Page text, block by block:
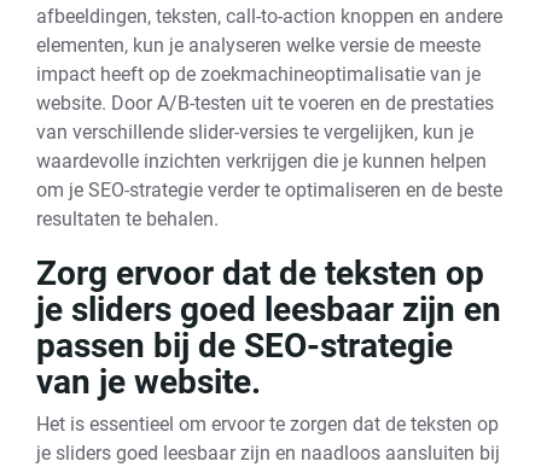
afbeeldingen, teksten, call-to-action knoppen en andere
elementen, kun je analyseren welke versie de meeste
impact heeft op de zoekmachineoptimalisatie van je
website. Door A/B-testen uit te voeren en de prestaties
van verschillende slider-versies te vergelijken, kun je
waardevolle inzichten verkrijgen die je kunnen helpen
om je SEO-strategie verder te optimaliseren en de beste
resultaten te behalen.
Zorg ervoor dat de teksten op
je sliders goed leesbaar zijn en
passen bij de SEO-strategie
van je website.
Het is essentieel om ervoor te zorgen dat de teksten op
je sliders goed leesbaar zijn en naadloos aansluiten bij